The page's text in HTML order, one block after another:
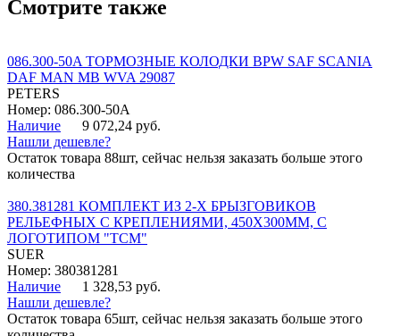
Смотрите также
086.300-50A ТОРМОЗНЫЕ КОЛОДКИ BPW SAF SCANIA
DAF MAN MB WVA 29087
PETERS
Номер: 086.300-50A
Наличие
9 072,24 руб.
Нашли дешевле?
Остаток товара 88шт, сейчас нельзя заказать больше этого
количества
380.381281 КОМПЛЕКТ ИЗ 2-Х БРЫЗГОВИКОВ
РЕЛЬЕФНЫХ С КРЕПЛЕНИЯМИ, 450Х300ММ, С
ЛОГОТИПОМ "ТСМ"
SUER
Номер: 380381281
Наличие
1 328,53 руб.
Нашли дешевле?
Остаток товара 65шт, сейчас нельзя заказать больше этого